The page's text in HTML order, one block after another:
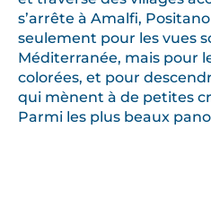
s’arrête à Amalfi,
seulement pour les vues
Méditerranée, mais pour
colorées, et pour
qui mènent à de petites
Parmi les plus beaux